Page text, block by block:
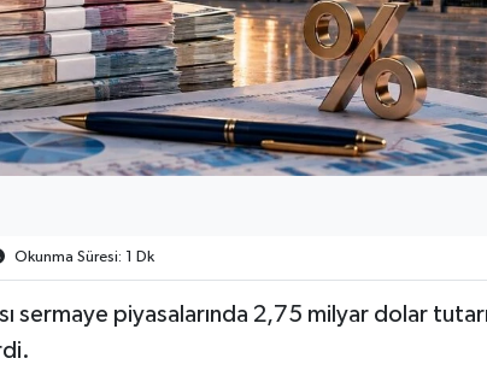
Okunma Süresi: 1 Dk
sermaye piyasalarında 2,75 milyar dolar